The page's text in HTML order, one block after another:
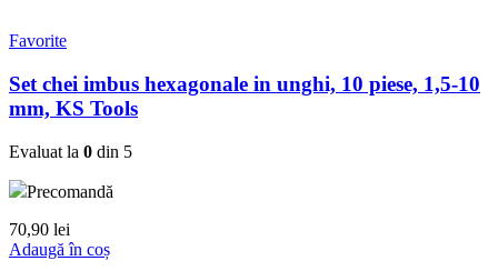
Favorite
Set chei imbus hexagonale in unghi, 10 piese, 1,5-10
mm, KS Tools
Evaluat la 0 din 5
Precomandă
70,90 lei
Adaugă în coș